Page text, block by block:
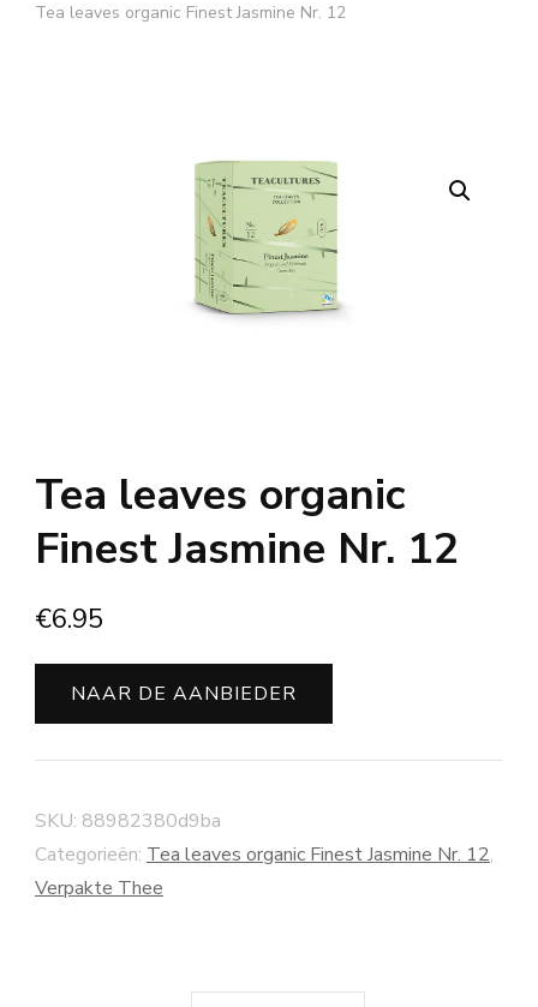
Tea leaves organic Finest Jasmine Nr. 12
Tea leaves organic
Finest Jasmine Nr. 12
€6.95
NAAR DE AANBIEDER
SKU: 88982380d9ba
Categorieën: Tea leaves organic Finest Jasmine Nr. 12,
Verpakte Thee